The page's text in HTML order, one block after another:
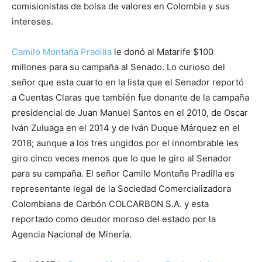
comisionistas de bolsa de valores en Colombia y sus
intereses.
Camilo Montaña Pradilla le donó al Matarife $100
millones para su campaña al Senado. Lo curioso del
señor que esta cuarto en la lista que el Senador reportó
a Cuentas Claras que también fue donante de la campaña
presidencial de Juan Manuel Santos en el 2010, de Oscar
Iván Zuluaga en el 2014 y de Iván Duque Márquez en el
2018; aunque a los tres ungidos por el innombrable les
giro cinco veces menos que lo que le giro al Senador
para su campaña. El señor Camilo Montaña Pradilla es
representante legal de la Sociedad Comercializadora
Colombiana de Carbón COLCARBON S.A. y esta
reportado como deudor moroso del estado por la
Agencia Nacional de Minería.